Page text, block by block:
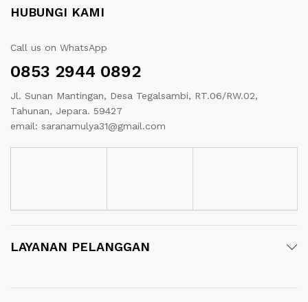
HUBUNGI KAMI
Call us on WhatsApp
0853 2944 0892
Jl. Sunan Mantingan, Desa Tegalsambi, RT.06/RW.02,
Tahunan, Jepara. 59427
email: saranamulya31@gmail.com
LAYANAN PELANGGAN